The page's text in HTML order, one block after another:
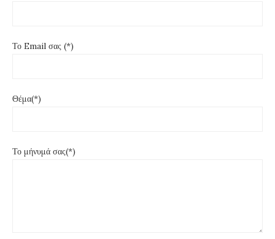
Το Email σας (*)
Θέμα(*)
Το μήνυμά σας(*)